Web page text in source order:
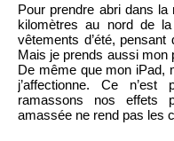
Pour prendre abri dans
kilomètres au nord de
vêtements d’été,
Mais je prends aussi mon
De même que mon iPad,
j’affectionne. Ce
ramassons nos effets
amassée ne rend pas les